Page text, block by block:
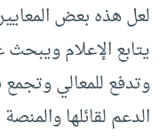
لعل هذه بعض
يتابع الإعلام
وتدفع للمعالي
الدعم لقائلها